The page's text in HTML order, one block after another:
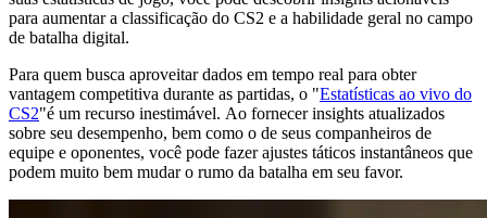
para aumentar a classificação do CS2 e a habilidade geral no campo
de batalha digital.
Para quem busca aproveitar dados em tempo real para obter
vantagem competitiva durante as partidas, o "Estatísticas ao vivo do
CS2"é um recurso inestimável. Ao fornecer insights atualizados
sobre seu desempenho, bem como o de seus companheiros de
equipe e oponentes, você pode fazer ajustes táticos instantâneos que
podem muito bem mudar o rumo da batalha em seu favor.